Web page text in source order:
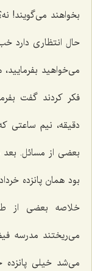
بخواهند می‌گویند!
حال انتظاری دارد
می‌خواهید
فکر کردند گفت
دقیقه، نیم
بعضی از مسائل. بعد
بود همان پانزده
خلاصه بعضی از
می‌ریختند مدرسه
می‌شد خیلی